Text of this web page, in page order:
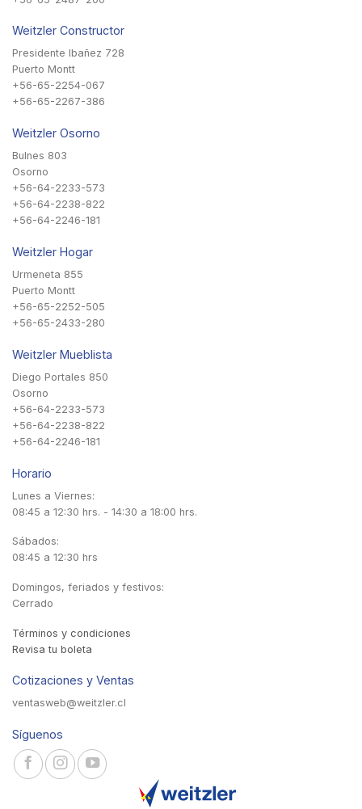
Weitzler Constructor
Presidente Ibañez 728
Puerto Montt
+56-65-2254-067
+56-65-2267-386
Weitzler Osorno
Bulnes 803
Osorno
+56-64-2233-573
+56-64-2238-822
+56-64-2246-181
Weitzler Hogar
Urmeneta 855
Puerto Montt
+56-65-2252-505
+56-65-2433-280
Weitzler Mueblista
Diego Portales 850
Osorno
+56-64-2233-573
+56-64-2238-822
+56-64-2246-181
Horario
Lunes a Viernes:
08:45 a 12:30 hrs. - 14:30 a 18:00 hrs.
Sábados:
08:45 a 12:30 hrs
Domingos, feriados y festivos:
Cerrado
Términos y condiciones
Revisa tu boleta
Cotizaciones y Ventas
ventasweb@weitzler.cl
Síguenos